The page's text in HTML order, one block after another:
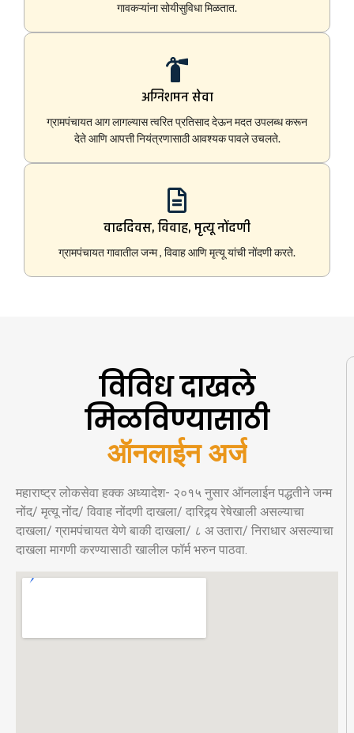
गावकऱ्यांना सोयीसुविधा मिळतात.
अग्निशमन सेवा
ग्रामपंचायत आग लागल्यास त्वरित प्रतिसाद देऊन मदत उपलब्ध करून
देते आणि आपत्ती नियंत्रणासाठी आवश्यक पावले उचलते.
वाढदिवस, विवाह, मृत्यू नोंदणी
ग्रामपंचायत गावातील जन्म , विवाह आणि मृत्यू यांची नोंदणी करते.
विविध दाखले
मिळविण्यासाठी
ऑनलाईन अर्ज
महाराष्ट्र लोकसेवा हक्क अध्यादेश- २०१५ नुसार ऑनलाईन पद्धतीने जन्म
नोंद/ मृत्यू नोंद/ विवाह नोंदणी दाखला/ दारिद्र्य रेषेखाली असल्याचा
दाखला/ ग्रामपंचायत येणे बाकी दाखला/ ८ अ उतारा/ निराधार असल्याचा
दाखला मागणी करण्यासाठी खालील फॉर्म भरुन पाठवा.